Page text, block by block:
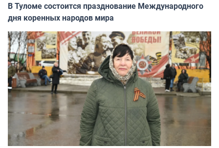
В Туломе состоится празднование Международного
дня коренных народов мира